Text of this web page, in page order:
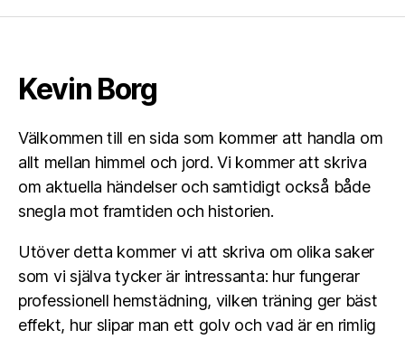
Kevin Borg
Välkommen till en sida som kommer att handla om
allt mellan himmel och jord. Vi kommer att skriva
om aktuella händelser och samtidigt också både
snegla mot framtiden och historien.
Utöver detta kommer vi att skriva om olika saker
som vi själva tycker är intressanta: hur fungerar
professionell hemstädning, vilken träning ger bäst
effekt, hur slipar man ett golv och vad är en rimlig